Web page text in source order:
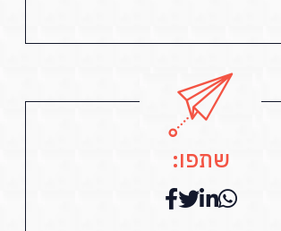
שתפו: